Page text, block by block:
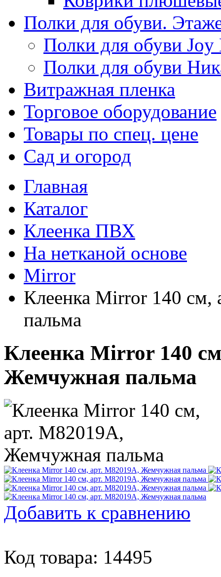
Полки для обуви.
Полки для обуви Joy
Полки для обуви
Витражная пленка
Торговое оборудование
Товары по спец. цене
Сад и огород
Главная
Каталог
Клеенка ПВХ
На нетканой основе
Mirror
Клеенка Mirror 140
пальма
Клеенка Mirror 140
Жемчужная пальма
Добавить к сравнению
Код товара: 14495